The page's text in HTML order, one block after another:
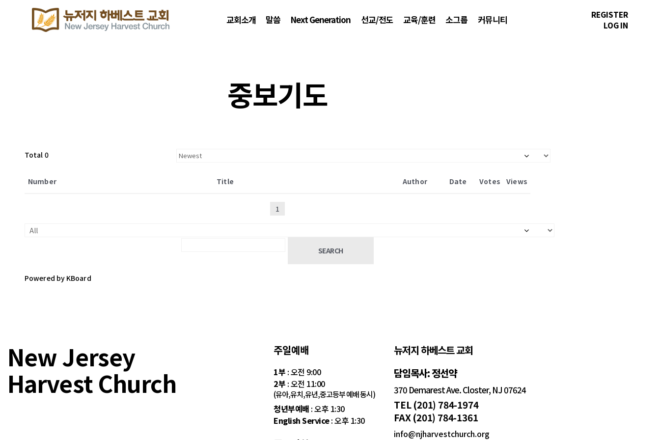
교회소개 말씀 Next Generation 선교/전도 교육/훈련 소그룹 커뮤니티
REGISTER
LOG IN
중보기도
Total 0
Number Title Author Date Votes Views
1
SEARCH
Powered by KBoard
New Jersey
Harvest Church
주일예배
1부 : 오전 9:00
2부 : 오전 11:00
(유아,유치,유년,중고등부 예배 동시)
청년부예배 : 오후 1:30
English Service: 오후 1:30
뉴저지 하베스트 교회
담임목사: 정선약
370 Demarest Ave. Closter, NJ 07624
TEL (201) 784-1974
FAX (201) 784-1361
info@njharvestchurch.org